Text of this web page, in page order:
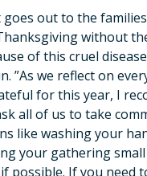
goes out to the
without
of this cruel
”As we reflect on
for this year, I
all of us to take
like washing your
your gathering small
possible. If you need